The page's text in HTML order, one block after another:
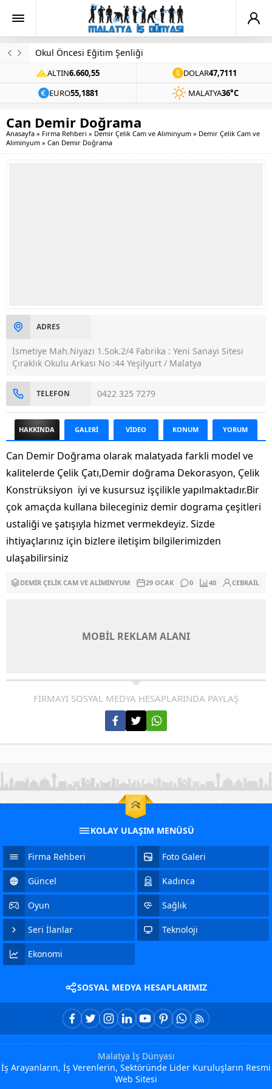
Evinde Ölü Bulundu
ALTIN6.660,55 DOLAR47,7111
EURO55,1881 MALATYA36°C
Can Demir Doğrama
Anasayfa » Firma Rehberi » Demir Çelik Cam ve Aliminyum » Demir Çelik Cam ve
Aliminyum » Can Demir Doğrama
ADRES
İsmetiye Mah.Niyazi 1.Sok.2/4 Fabrika : Yeni Sanayi Sitesi
Çıraklık Okulu Arkası No :44 Yeşilyurt / Malatya
TELEFON 0422 325 7279
HAKKINDA GALERİ VİDEO KONUM YORUM
Can Demir Doğrama olarak malatyada farkli model ve
kalitelerde Çelik Çatı,Demir doğrama Dekorasyon, Çelik
Konstrüksiyon iyi ve kusursuz işçilikle yapılmaktadır.Bir
çok amaçda kullana bileceginiz demir dograma çeşitleri
ustaliği ve şatışıyla hizmet vermekdeyiz. Sizde
ihtiyaçlarınız için bizlere iletişim bilgilerimizden
ulaşabilirsiniz
DEMIR ÇELIK CAM VE ALIMINYUM 29 OCAK 0 40 CEBRAIL
MOBİL REKLAM ALANI
FİRMAYI SOSYAL MEDYA HESAPLARINDA PAYLAŞ
KOLAY ULAŞIM MENÜSÜ
Firma Rehberi Foto Galeri
Güncel Kadınca
Oyun Sağlık
Seri İlanlar Teknoloji
Ekonomi
SOSYAL MEDYA HESAPLARIMIZ
Malatya İş Dünyası
İş Arayanların, İş Verenlerin, Sektöründe Lider Kuruluşların Resmi
Web Sitesi